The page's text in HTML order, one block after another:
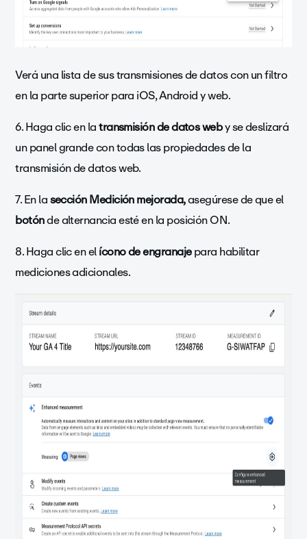
Verá una lista de sus transmisiones de datos con un filtro
en la parte superior para iOS, Android y web.
6. Haga clic en latransmisión de datos weby se deslizará
un panel grande con todas las propiedades de la
transmisión de datos web.
7. En lasección Medición mejorada,asegúrese de que el
botónde alternancia esté en laposición ON.
8. Haga clic en elícono de engranajepara habilitar
mediciones adicionales.